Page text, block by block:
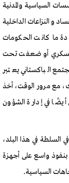
السياسية والمدنية
والنزاعات الداخلية
ما كانت الحكومات
عسكري أو ضعفت تحت
الباكستاني يعتبر
مع مرور الوقت، أخذ
في إدارة الشؤون
السلطة في هذا البلد،
بنفوذ واسع على أجهزة
السياسية.